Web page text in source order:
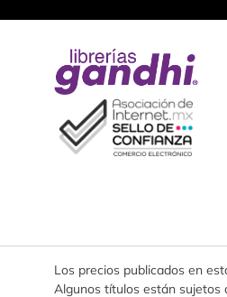
Los precios publicados en
Algunos títulos están sujetos